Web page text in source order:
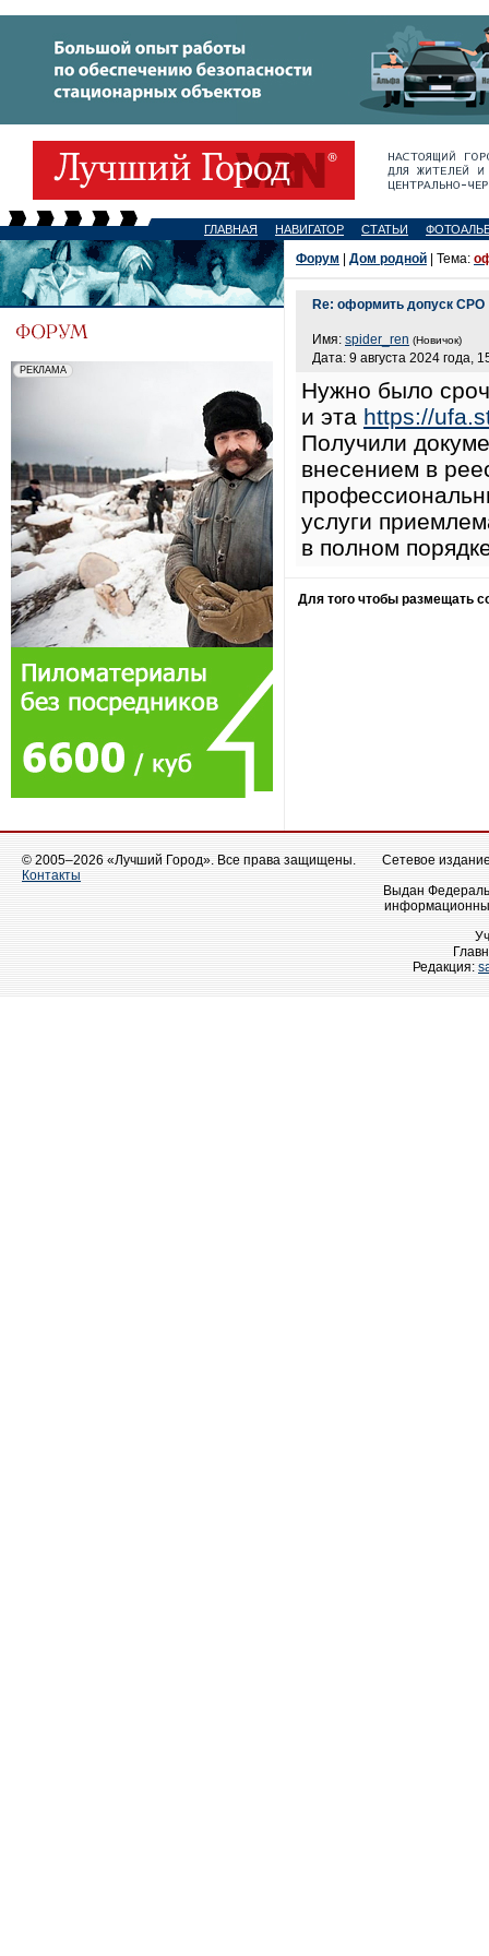
ГЛАВНАЯ НАВИГАТОР СТАТЬИ
Форум Дом родной | Тема:
Re: оформить допуск СРО
Имя: spider_ren (Новичок)
Дата: 9 августа 2024 года,
Нужно было
и эта https://
Получили
внесением в
услуги
в полном
Для того чтобы размещать
© 2005–2026 «Лучший Город». Все права защищены.
Контакты
Сетевое
Выдан
Редакция: